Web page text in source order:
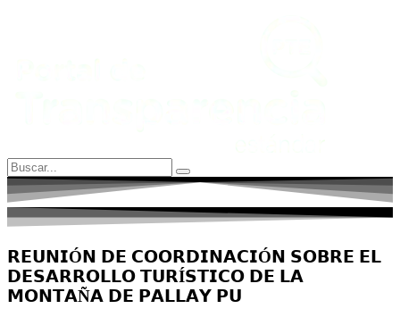
𝗥𝗘𝗨𝗡𝗜Ó𝗡 𝗗𝗘 𝗖𝗢𝗢𝗥𝗗𝗜𝗡𝗔𝗖𝗜Ó𝗡 𝗦𝗢𝗕𝗥𝗘 𝗘𝗟
𝗗𝗘𝗦𝗔𝗥𝗥𝗢𝗟𝗟𝗢 𝗧𝗨𝗥Í𝗦𝗧𝗜𝗖𝗢 𝗗𝗘 𝗟𝗔
𝗠𝗢𝗡𝗧𝗔Ñ𝗔 𝗗𝗘 𝗣𝗔𝗟𝗟𝗔𝗬 𝗣𝗨